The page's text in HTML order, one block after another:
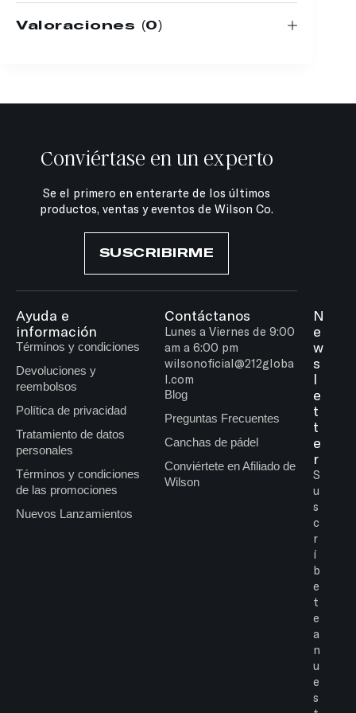
Valoraciones (0)
Conviértase en un experto
Se el primero en enterarte de los últimos
productos, ventas y eventos de Wilson Co.
SUSCRIBIRME
Ayuda e
información
Términos y condiciones
Devoluciones y
reembolsos
Política de privacidad
Tratamiento de datos
personales
Términos y condiciones
de las promociones
Nuevos Lanzamientos
Contáctanos
Lunes a Viernes de 9:00
am a 6:00 pm
wilsonoficial@212globa
l.com
Blog
Preguntas Frecuentes
Canchas de pádel
Conviértete en Afiliado de
Wilson
N
e
w
s
l
e
t
t
e
r
S
u
s
c
r
í
b
e
t
e
a
n
u
e
s